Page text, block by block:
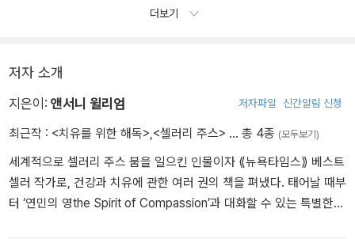
리 주스 섭취로 치유와 회복이 일어나는 원리이기도 하다. 자가면역
을 가진 사람들은 하나같이 내분비계 문제를 가지고 있다.
셀러리 주스는 아예 간을 재생시키기도 하는데, 셀러리 주스가 체내
로 들어가 간에 이르면 간은 먼저 아주 강력한 담즙 관련 소화 효소들
을 만들게 된다. 또한 셀러리 주스의 효소는 췌장을 강화하고 췌장 효
소를 자극한다. 하나 더 보탠다면, 셀러리 주스의 효소는 담즙이나 위
산이 처리하지 못하는 특정 영양소들을 분해하고 소화?흡수시키는
데도 아주 탁월하다. 이것만으로도 이미 대단해 보이지만 여기서 그
치지 않는다.
작했을 당시 우리 의학계가 충분히 발전해 있었다면 아마도 ‘바이러
셀러리 주스를 마시면 두 가지를 기대할 수 있다. 첫째, 셀러리 주스는
바이러스의 먹이가 되는 독소를 제거하는 데 도움을 준다. 셀러리 주
간이나 신체 부위로부터 방출되도록 도와주며, 체내 독성 수준을 낮
추어 암을 예방할 수 있는 확률을 높인다. 둘째, 셀러리 주스는 항바이
러스제라는 점이다. 나트륨 클러스터 염은 독소를 먹고 더 강한 독성
물질을 배설하는 공격적인 바이러스들을 무찌른다. 바이러스의 힘을
한 100퍼센트 생 셀러리 주스여야 한다. 그 완전한 단순함을 지켜야
더보기
저자 소개
지은이: 앤서니 윌리엄 저자파일 신간알림 신청
최근작 : <치유를 위한 해독>,<셀러리 주스> … 총 4종 (모두보기)
세계적으로 셀러리 주스 붐을 일으킨 인물이자 ⟪뉴욕타임스⟫ 베스트
셀러 작가로, 건강과 치유에 관한 여러 권의 책을 펴냈다. 태어날 때부
터 ‘연민의 영the Spirit of Compassion’과 대화할 수 있는 특별한